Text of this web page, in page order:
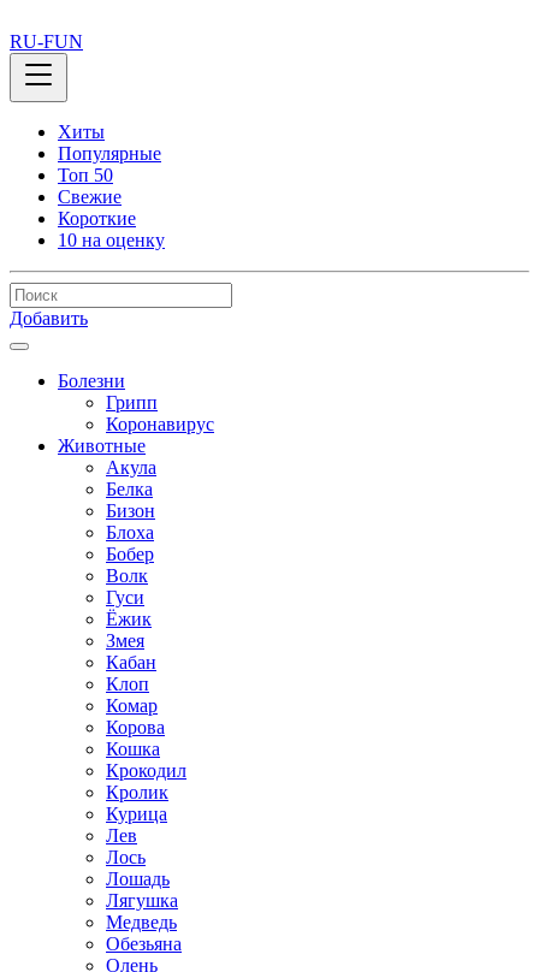
RU-FUN
Хиты
Популярные
Топ 50
Свежие
Короткие
10 на оценку
Добавить
Болезни
Грипп
Коронавирус
Животные
Акула
Белка
Бизон
Блоха
Бобер
Волк
Гуси
Ёжик
Змея
Кабан
Клоп
Комар
Корова
Кошка
Крокодил
Кролик
Курица
Лев
Лось
Лошадь
Лягушка
Медведь
Обезьяна
Олень